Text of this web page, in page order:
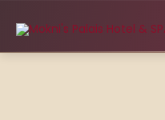
Inhalt
springen